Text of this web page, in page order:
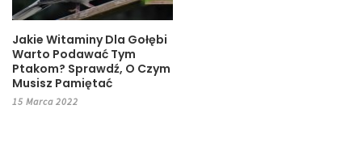
Jakie Witaminy Dla Gołębi
Warto Podawać Tym
Ptakom? Sprawdź, O Czym
Musisz Pamiętać
15 Marca 2022